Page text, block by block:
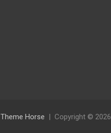
Copyright © 2026
Theme Horse